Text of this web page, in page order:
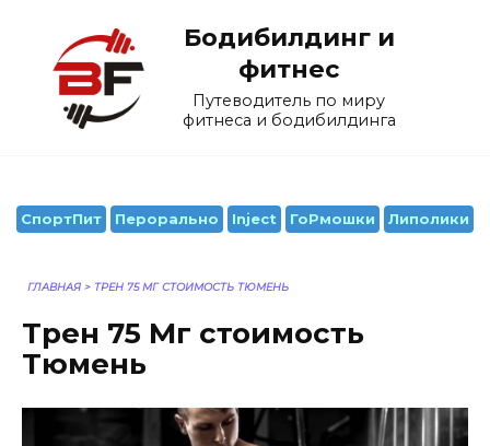
содержанию
Бодибилдинг и
фитнес
Путеводитель по миру
фитнеса и бодибилдинга
СпортПит Перорально Inject ГоРмошки Липолики
ГЛАВНАЯ > ТРЕН 75 МГ СТОИМОСТЬ ТЮМЕНЬ
Трен 75 Мг стоимость
Тюмень